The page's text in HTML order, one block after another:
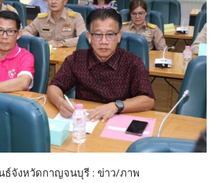
ธ์จังหวัดกาญจนบุรี : ข่าว/ภาพ